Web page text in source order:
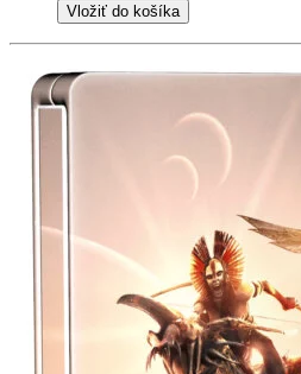
Vložiť do košíka